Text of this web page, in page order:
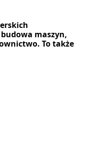
maszyn,
To także